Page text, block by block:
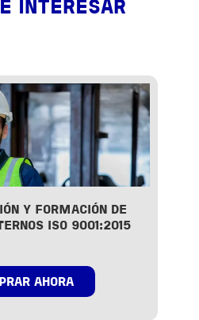
INTERESAR
Y FORMACIÓN DE
ISO 9001:2015
AHORA